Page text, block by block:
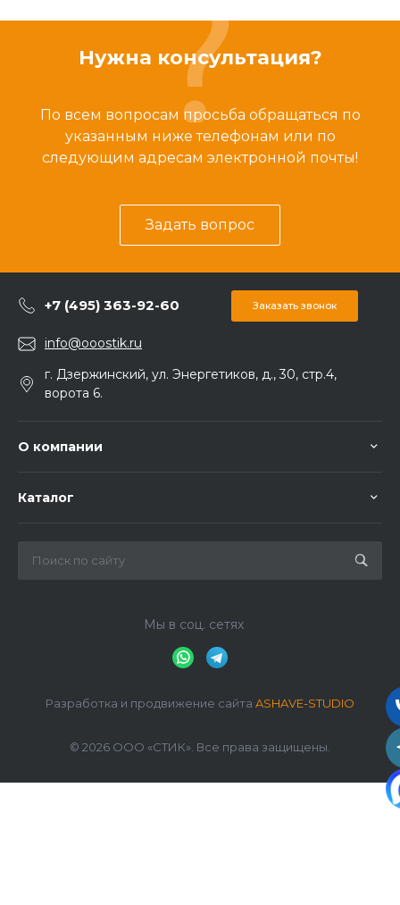
Нужна консультация?
По всем вопросам просьба обращаться по
указанным ниже телефонам или по
следующим адресам электронной почты!
Задать вопрос
+7 (495) 363-92-60 Заказать звонок
info@ooostik.ru
г. Дзержинский, ул. Энергетиков, д., 30, стр.4,
ворота 6.
О компании
Каталог
Мы в соц. сетях
© 2026 ООО «СТИК». Все права защищены.
Разработка и продвижение сайта ASHAVE-STUDIO